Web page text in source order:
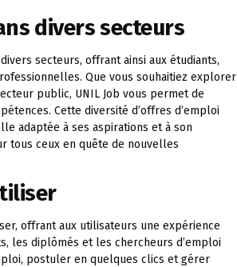
divers secteurs
secteurs, offrant ainsi aux étudiants,
Que vous souhaitiez explorer
public, UNIL Job vous permet de
Cette diversité d’offres d’emploi
adaptée à ses aspirations et à son
tous ceux en quête de nouvelles
offrant aux utilisateurs une expérience
les diplômés et les chercheurs d’emploi
postuler en quelques clics et gérer